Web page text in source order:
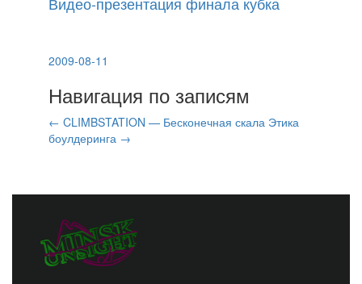
2009-08-11
Навигация по записям
← CLIMBSTATION — Бесконечная скала Этика
боулдеринга →